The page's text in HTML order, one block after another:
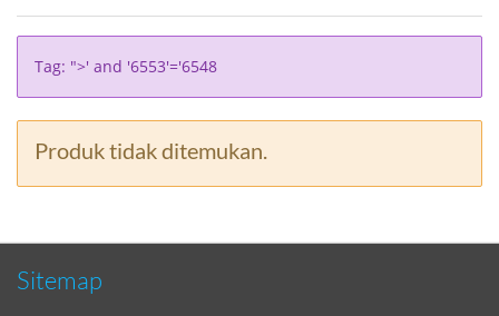
Tag: ">' and '6553'='6548
Produk tidak ditemukan.
Sitemap